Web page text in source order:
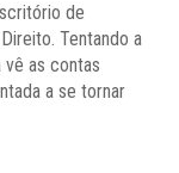
de
Tentando a
as contas
a se tornar